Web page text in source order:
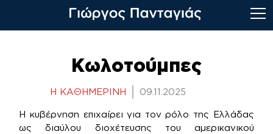
Κωλοτούμπες
Η ΚΑΘΗΜΕΡΙΝΗ 09.11.2025
Η κυβέρνηση επιχαίρει για τον ρόλο της Ελλάδας
ως διαύλου διοχέτευσης του αμερικανικού